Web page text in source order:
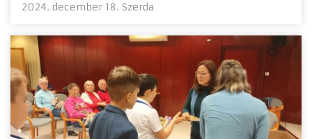
2024. december 18. Szerda